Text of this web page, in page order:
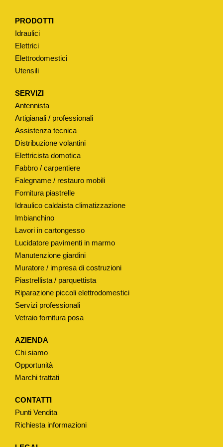
N
N
Y
L
O
N
q
u
a
n
à
PRODOTTI
Idraulici
Elettrici
Elettrodomestici
Utensili
SERVIZI
Antennista
Artigianali / professionali
Assistenza tecnica
Distribuzione volantini
Elettricista domotica
Fabbro / carpentiere
Falegname / restauro mobili
Fornitura piastrelle
Idraulico caldaista climatizzazione
Imbianchino
Lavori in cartongesso
Lucidatore pavimenti in marmo
Manutenzione giardini
Muratore / impresa di costruzioni
Piastrellista / parquettista
Riparazione piccoli elettrodomestici
Servizi professionali
Vetraio fornitura posa
AZIENDA
Chi siamo
Opportunità
Marchi trattati
CONTATTI
Punti Vendita
Richiesta informazioni